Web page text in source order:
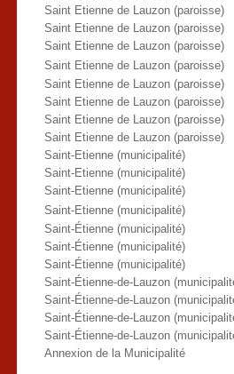
Saint Etienne de Lauzon (paroisse)
Saint Etienne de Lauzon (paroisse)
Saint Etienne de Lauzon (paroisse)
Saint Etienne de Lauzon (paroisse)
Saint Etienne de Lauzon (paroisse)
Saint Etienne de Lauzon (paroisse)
Saint Etienne de Lauzon (paroisse)
Saint Etienne de Lauzon (paroisse)
Saint-Etienne (municipalité)
Saint-Etienne (municipalité)
Saint-Etienne (municipalité)
Saint-Etienne (municipalité)
Saint-Étienne (municipalité)
Saint-Étienne (municipalité)
Saint-Étienne (municipalité)
Saint-Étienne-de-Lauzon
Saint-Étienne-de-Lauzon
Saint-Étienne-de-Lauzon
Saint-Étienne-de-Lauzon
Annexion de la Municipalité